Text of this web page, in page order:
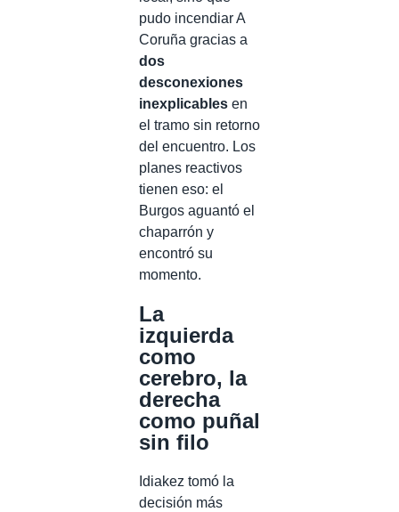
pudo incendiar A
Coruña gracias a
dos
desconexiones
inexplicables en
el tramo sin retorno
del encuentro. Los
planes reactivos
tienen eso: el
Burgos aguantó el
chaparrón y
encontró su
momento.
La
izquierda
como
cerebro, la
derecha
como puñal
sin filo
Idiakez tomó la
decisión más